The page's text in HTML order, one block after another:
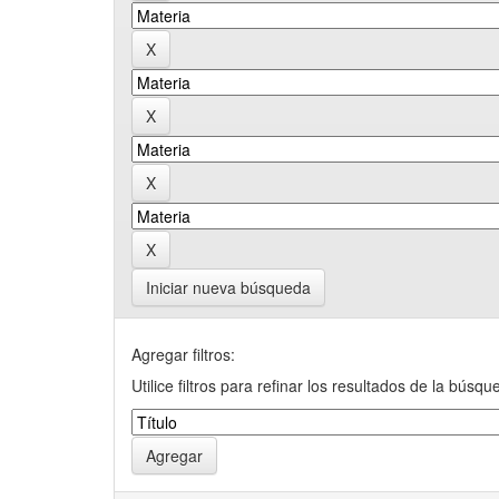
Iniciar nueva búsqueda
Agregar filtros:
Utilice filtros para refinar los resultados de la